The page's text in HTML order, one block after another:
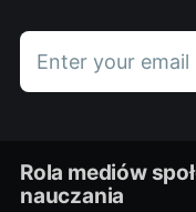
Enter your email
Rola mediów
nauczania